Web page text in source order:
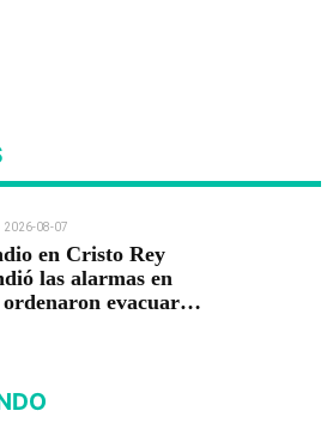
2026-08-07
en Cristo Rey
las alarmas en
evacuar